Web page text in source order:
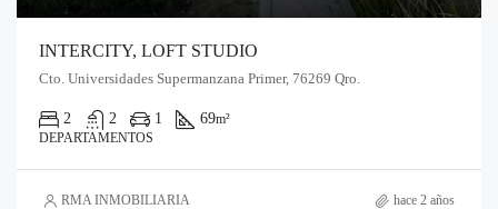
INTERCITY, LOFT STUDIO
Cto. Universidades Supermanzana Primer, 76269 Qro.
2 2 1 69m²
DEPARTAMENTOS
RMA INMOBILIARIA hace 2 años